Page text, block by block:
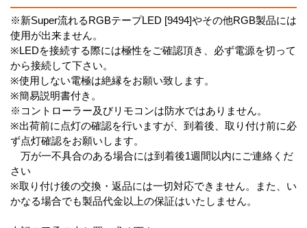
※新Super流れるRGBテープLED [9494]やその他RGB製品には
使用が出来ません。
※LEDを接続する際には極性をご確認頂き、必ず電源を切って
から接続して下さい。
※使用しない電極は絶縁をお願い致します。
※簡易説明書付き。
※コントローラー及びリモコンは防水ではありません。
※出荷前に点灯の確認を行いますが、到着後、取り付け前に必
ず点灯確認をお願いします。
万が一不具合のある場合には到着後1週間以内にご連絡くだ
さい
※取り付け後の交換・返品には一切対応できません。また、い
かなる場合でも製品代金以上の保証はいたしません。